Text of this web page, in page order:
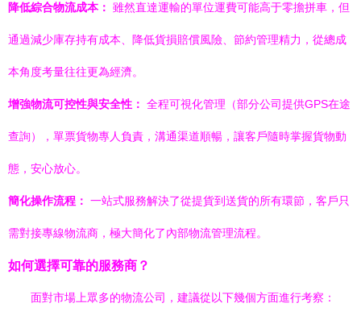
降低綜合物流成本： 雖然直達運輸的單位運費可能高于零擔拼車，但
通過減少庫存持有成本、降低貨損賠償風險、節約管理精力，從總成
本角度考量往往更為經濟。
增強物流可控性與安全性： 全程可視化管理（部分公司提供GPS在途
查詢），單票貨物專人負責，溝通渠道順暢，讓客戶隨時掌握貨物動
態，安心放心。
簡化操作流程： 一站式服務解決了從提貨到送貨的所有環節，客戶只
需對接專線物流商，極大簡化了內部物流管理流程。
如何選擇可靠的服務商？
面對市場上眾多的物流公司，建議從以下幾個方面進行考察：